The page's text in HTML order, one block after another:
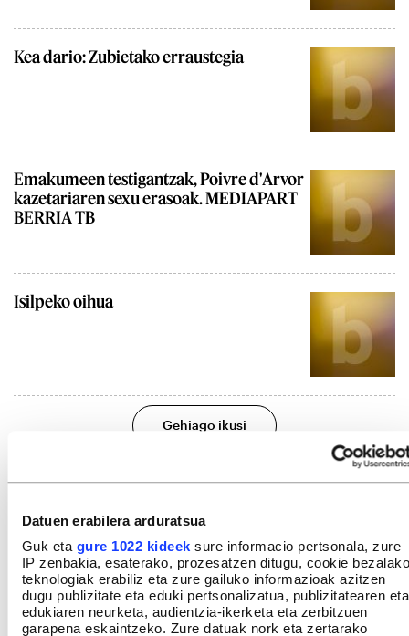
Datuen erabilera arduratsua
Guk eta gure 1022 kideek sure informacio pertsonala, zure
IP zenbakia, esaterako, prozesatzen ditugu, cookie bezalako
teknologiak erabiliz eta zure gailuko informazioak azitzen
dugu publizitate eta eduki pertsonalizatua, publizitatearen eta
edukiaren neurketa, audientzia-ikerketa eta zerbitzuen
garapena eskaintzeko. Zure datuak nork eta zertarako
Kea dario: Zubietako erraustegia
Emakumeen testigantzak, Poivre d'Arvor
kazetariaren sexu erasoak. MEDIAPART
BERRIA TB
Isilpeko oihua
Gehiago ikusi